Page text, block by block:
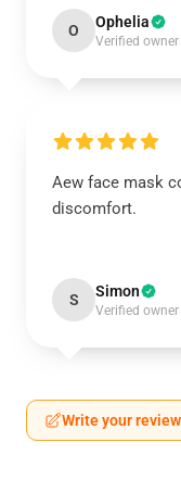
O Ophelia
Verified owner
Aew face mask
discomfort.
S Simon
Verified owner
Write your review